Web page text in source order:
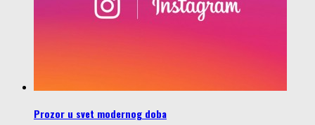
Prozor u svet modernog doba